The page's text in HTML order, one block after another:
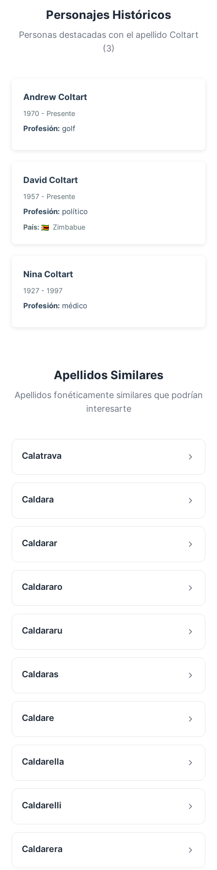
diversidad de apellidos menos frecuentes.
Esta distribución nos ayuda a comprender los
orígenes y la historia migratoria de las familias
Personajes Históricos
Personas destacadas con el apellido Coltart
(3)
Andrew Coltart
1970 - Presente
Profesión: golf
David Coltart
1957 - Presente
Profesión: político
País: Zimbabue
Nina Coltart
1927 - 1997
Profesión: médico
Apellidos Similares
Apellidos fonéticamente similares que podrían
interesarte
Calatrava
Caldara
Caldarar
Caldararo
Caldararu
Caldaras
Caldare
Caldarella
Caldarelli
Caldarera